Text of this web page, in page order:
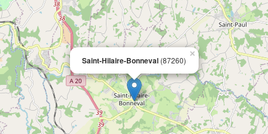
Saint-Hilaire-Bonneval (87260)
×